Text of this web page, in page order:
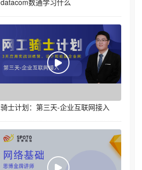
datacom数通学习什么
骑士计划：第三天-企业互联网接入